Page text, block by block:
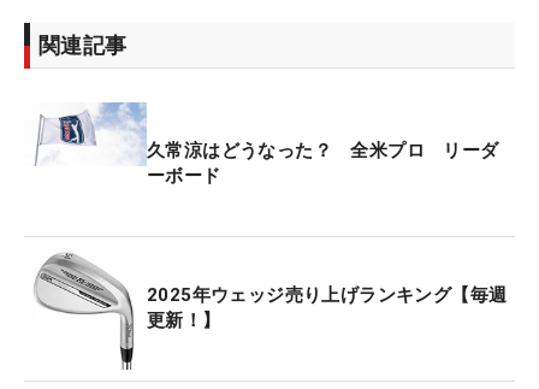
関連記事
久常涼はどうなった？ 全米プロ リーダ
ーボード
2025年ウェッジ売り上げランキング【毎週
更新！】